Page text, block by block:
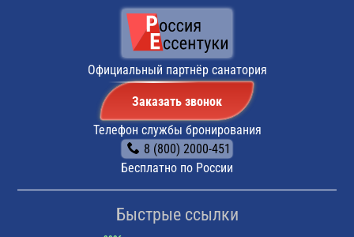
до ж/д вокзала г. Ессентуки, далее или
пешком (около 15 минут) до санатория, или на
маршрутном такси № 9, 21 до санатория, остановка
по требованию санаторий «Россия».
Общественный транспорт:До санатория «Россия»
идут маршрутное такси № 9, 21
Официальный партнёр санатория
Заказать звонок
Телефон службы бронирования
8 (800) 2000-451
Бесплатно по России
Быстрые ссылки